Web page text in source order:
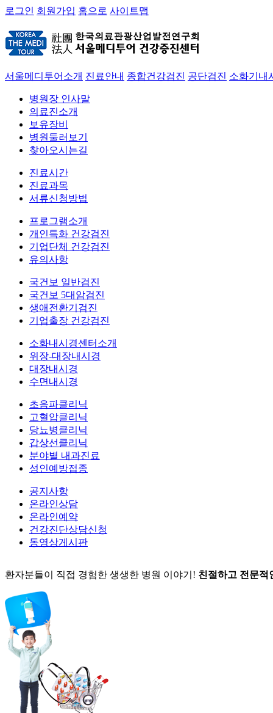
로그인 회원가입 홈으로 사이트맵
서울메디투어소개 진료안내 종합건강검진 공단검진 소화기내
병원장 인사말
의료진소개
보유장비
병원둘러보기
찾아오시는길
진료시간
진료과목
서류신청방법
프로그램소개
개인특화 건강검진
기업단체 건강검진
유의사항
국건보 일반검진
국건보 5대암검진
생애전환기검진
기업출장 건강검진
소화내시경센터소개
위장-대장내시경
대장내시경
수면내시경
초음파클리닉
고혈압클리닉
당뇨병클리닉
갑상선클리닉
분야별 내과진료
성인예방접종
공지사항
온라인상담
온라인예약
건강진단상담신청
동영상게시판
환자분들이 직접 경험한 생생한 병원 이야기! 친절하고 전문적